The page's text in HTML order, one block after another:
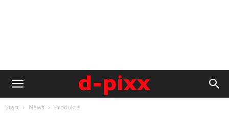
Start News Produkte